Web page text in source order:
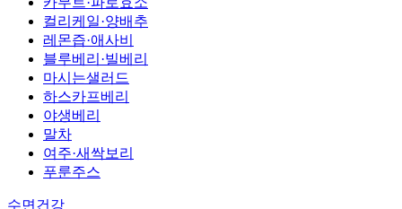
컬리케일·양배추
레몬즙·애사비
블루베리·빌베리
마시는샐러드
하스카프베리
야생베리
말차
여주·새싹보리
푸룬주스
수면건강